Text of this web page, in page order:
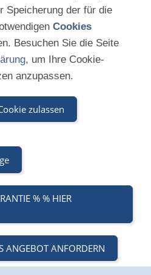
Speicherung der für die
Cookies
Besuchen Sie die Seite
, um Ihre Cookie-
anzupassen.
zulassen
% % HIER
ANGEBOT ANFORDERN